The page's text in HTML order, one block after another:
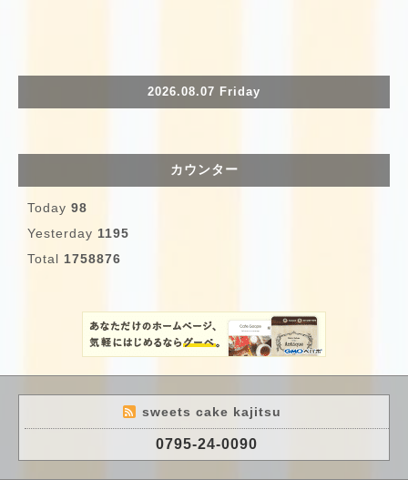
2026.08.07 Friday
カウンター
Today 98
Yesterday 1195
Total 1758876
sweets cake kajitsu
0795-24-0090